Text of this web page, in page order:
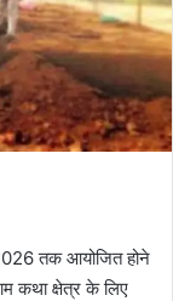
तक आयोजित होने
कथा क्षेत्र के लिए